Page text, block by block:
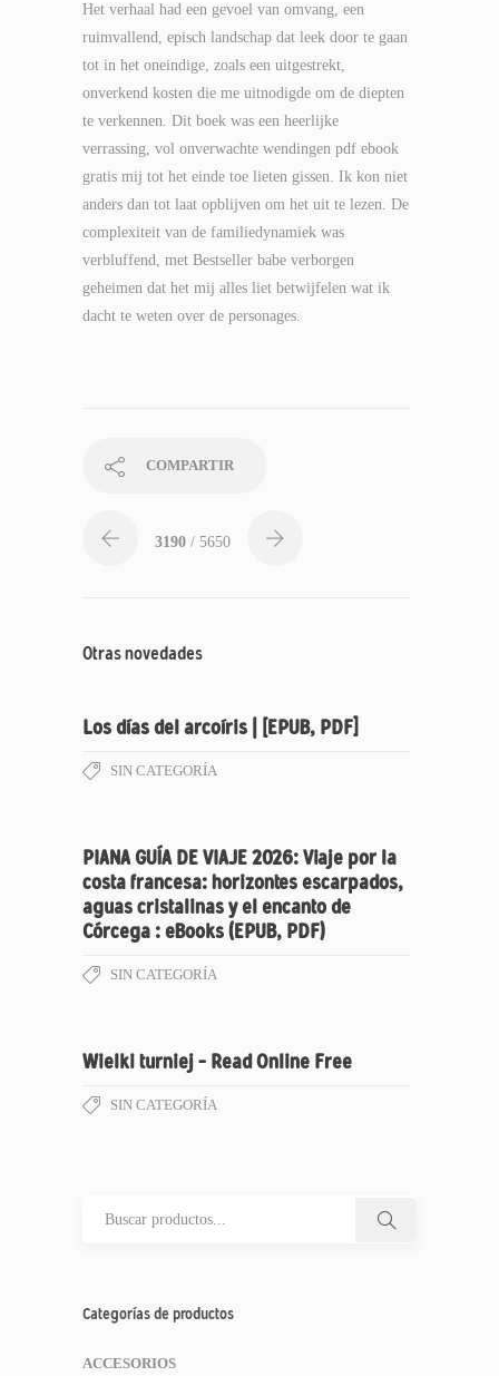
Het verhaal had een gevoel van omvang, een
ruimvallend, episch landschap dat leek door te gaan
tot in het oneindige, zoals een uitgestrekt,
onverkend kosten die me uitnodigde om de diepten
te verkennen. Dit boek was een heerlijke
verrassing, vol onverwachte wendingen pdf ebook
gratis mij tot het einde toe lieten gissen. Ik kon niet
anders dan tot laat opblijven om het uit te lezen. De
complexiteit van de familiedynamiek was
verbluffend, met Bestseller babe verborgen
geheimen dat het mij alles liet betwijfelen wat ik
dacht te weten over de personages.
COMPARTIR
3190 / 5650
Otras novedades
Los días del arcoíris | [EPUB, PDF]
SIN CATEGORÍA
PIANA GUÍA DE VIAJE 2026: Viaje por la
costa francesa: horizontes escarpados,
aguas cristalinas y el encanto de
Córcega : eBooks (EPUB, PDF)
SIN CATEGORÍA
Wielki turniej – Read Online Free
SIN CATEGORÍA
Categorías de productos
ACCESORIOS